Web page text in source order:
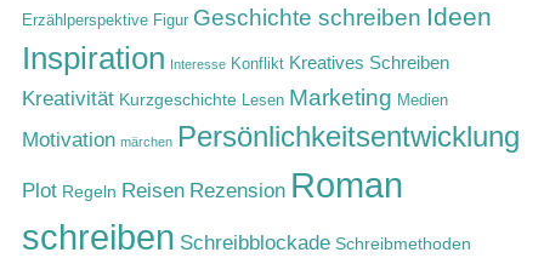
Erzählperspektive Figur Geschichte schreiben Ideen
Inspiration Interesse Konflikt Kreatives Schreiben
Kreativität Kurzgeschichte Lesen Marketing Medien
Motivation märchen Persönlichkeitsentwicklung
Plot Regeln Reisen Rezension Roman
schreiben Schreibblockade Schreibmethoden